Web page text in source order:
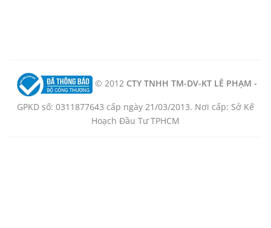
© 2012 CTY TNHH TM-DV-KT LÊ PHẠM -
GPKD số: 0311877643 cấp ngày 21/03/2013. Nơi cấp: Sở Kế
Hoạch Đầu Tư TPHCM